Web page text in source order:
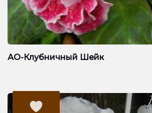
АО-Клубничный Шейк